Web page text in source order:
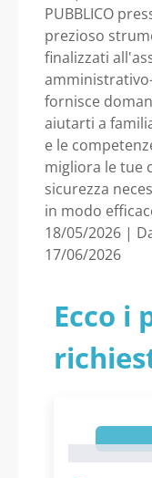
di
PUBBLICO
prezioso
finalizzati
fornisce
aiutarti a
e le
migliora le tue
sicurezza
in modo
18/05/2026 |
17/06/2026
Ecco i